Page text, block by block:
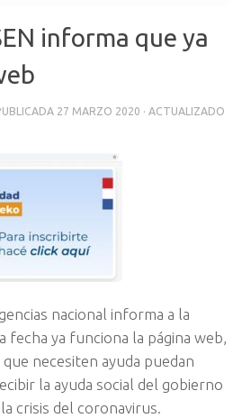
informa que ya
27 MARZO 2020 · ACTUALIZADO
nacional informa a la
fecha ya funciona la página web,
necesiten ayuda puedan
la ayuda social del gobierno
crisis del coronavirus.